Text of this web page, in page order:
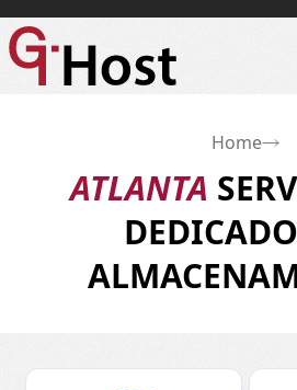
Home
ATLANTA